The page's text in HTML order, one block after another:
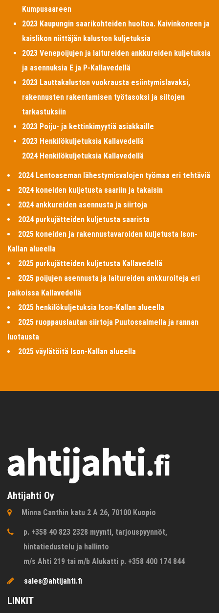
Kumpusaareen
2023 Kaupungin saarikohteiden huoltoa. Kaivinkoneen ja
kaislikon niittäjän kaluston kuljetuksia
2023 Venepoijujen ja laitureiden ankkureiden kuljetuksia
ja asennuksia E ja P-Kallavedellä
2023 Lauttakaluston vuokrausta esiintymislavaksi,
rakennusten rakentamisen työtasoksi ja siltojen
tarkastuksiin
2023 Poiju- ja kettinkimyytiä asiakkaille
2023 Henkilökuljetuksia Kallavedellä
2024 Henkilökuljetuksia Kallavedellä
2024 Lentoaseman lähestymisvalojen työmaa eri tehtäviä
2024 koneiden kuljetusta saariin ja takaisin
2024 ankkureiden asennusta ja siirtoja
2024 purkujätteiden kuljetusta saarista
2025 koneiden ja rakennustavaroiden kuljetusta Ison-
Kallan alueella
2025 purkujätteiden kuljetusta Kallavedellä
2025 poijujen asennusta ja laitureiden ankkuroiteja eri
paikoissa Kallavedellä
2025 henkilökuljetuksia Ison-Kallan alueella
2025 ruoppauslautan siirtoja Puutossalmella ja rannan
luotausta
2025 väylätöitä Ison-Kallan alueella
Ahtijahti Oy
Minna Canthin katu 2 A 26, 70100 Kuopio
p. +358 40 823 2328 myynti, tarjouspyynnöt,
hintatiedustelu ja hallinto
m/s Ahti 219 tai m/b Alukatti p. +358 400 174 844
sales@ahtijahti.fi
LINKIT